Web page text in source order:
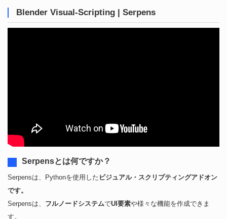
Blender Visual-Scripting | Serpens
Serpensとは何ですか？
Serpensは、Pythonを使用した ビジュアル・スクリプティングアドオン
です。
Serpensは、 フルノードシステムでUI要素や様々な機能を作成できま
す。